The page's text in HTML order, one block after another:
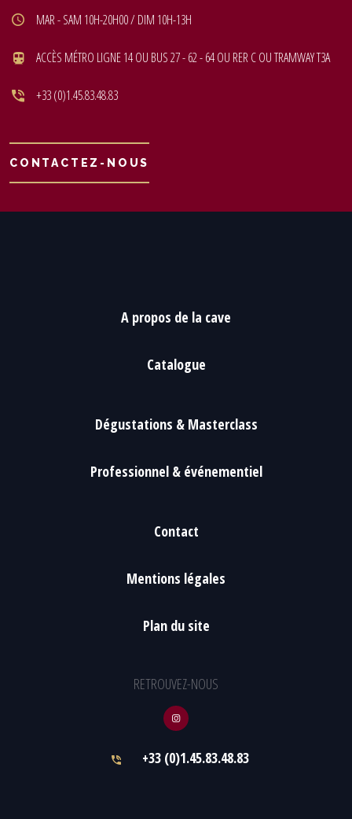
MAR - SAM 10H-20H00 / DIM 10H-13H
ACCÈS MÉTRO LIGNE 14 OU BUS 27 - 62 - 64 OU RER C OU TRAMWAY T3A
+33 (0)1.45.83.48.83
CONTACTEZ-NOUS
A propos de la cave
Catalogue
Dégustations & Masterclass
Professionnel & événementiel
Contact
Mentions légales
Plan du site
RETROUVEZ-NOUS
+33 (0)1.45.83.48.83